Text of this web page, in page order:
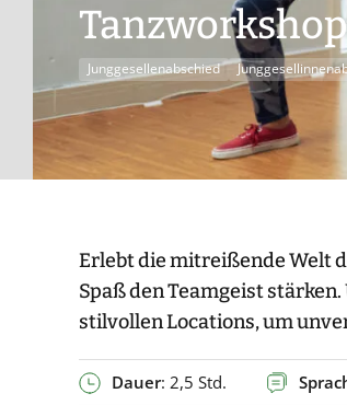
Junggesellenabschied
Erlebt die mitreißende Welt
Spaß den Teamgeist
stilvollen Locations, um
Dauer: 2,5 Std.